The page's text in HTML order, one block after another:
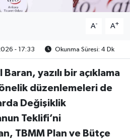
A- A+
- 17:33 Okunma Süresi: 4 Dk
Baran, yazılı bir açıklama
düzenlemeleri de
Değişiklik
Teklifi’ni
TBMM Plan ve Bütçe